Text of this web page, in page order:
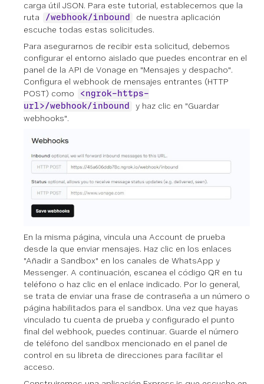
carga útil JSON. Para este tutorial, establecemos que la
ruta
/webhook/inbound
de nuestra aplicación
escuche todas estas solicitudes.
Para asegurarnos de recibir esta solicitud, debemos
configurar el entorno aislado que puedes encontrar en el
panel de la API de Vonage en "Mensajes y despacho".
Configura el webhook de mensajes entrantes (HTTP
POST) como
<ngrok-https-
url>/webhook/inbound
y haz clic en "Guardar
webhooks".
En la misma página, vincula una Account de prueba
desde la que enviar mensajes. Haz clic en los enlaces
"Añadir a Sandbox" en los canales de WhatsApp y
Messenger. A continuación, escanea el código QR en tu
teléfono o haz clic en el enlace indicado. Por lo general,
se trata de enviar una frase de contraseña a un número o
página habilitados para el sandbox. Una vez que hayas
vinculado tu cuenta de prueba y configurado el punto
final del webhook, puedes continuar. Guarde el número
de teléfono del sandbox mencionado en el panel de
control en su libreta de direcciones para facilitar el
acceso.